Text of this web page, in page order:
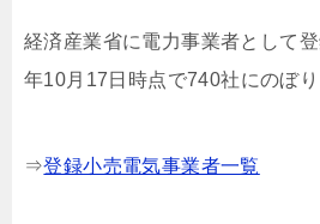
経済産業省に電力事業者として
年10月17日時点で740社にのぼり
⇒登録小売電気事業者一覧